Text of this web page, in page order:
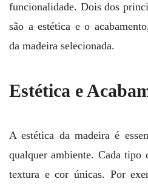
funcionalidade. Dois dos
são a estética e o
da madeira selecionada.
Estética e
A estética da madeira é
qualquer ambiente. Cada tipo
textura e cor únicas. Por